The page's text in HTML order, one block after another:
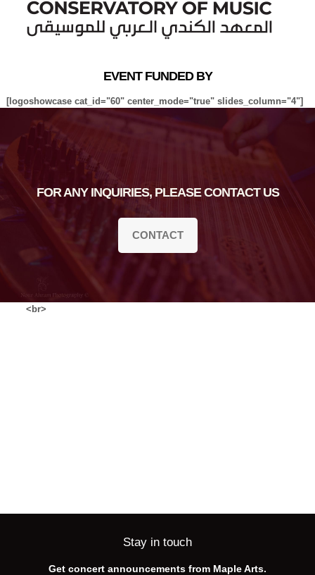
EVENT FUNDED BY
[logoshowcase cat_id="60" center_mode="true" slides_column="4"]
FOR ANY INQUIRIES, PLEASE CONTACT US
CONTACT
<br>
Stay in touch
Get concert announcements from Maple Arts.